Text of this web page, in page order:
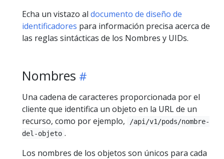
Echa un vistazo al documento de diseño de
identificadores para información precisa acerca de
las reglas sintácticas de los Nombres y UIDs.
Nombres
Una cadena de caracteres proporcionada por el
cliente que identifica un objeto en la URL de un
recurso, como por ejemplo,
/api/v1/pods/nombre-
del-objeto .
Los nombres de los objetos son únicos para cada